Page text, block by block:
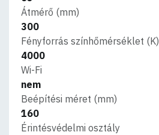
Átmérő (mm)
300
Fényforrás színhőmérséklet (K)
4000
Wi-Fi
nem
Beépítési méret (mm)
160
Érintésvédelmi osztály